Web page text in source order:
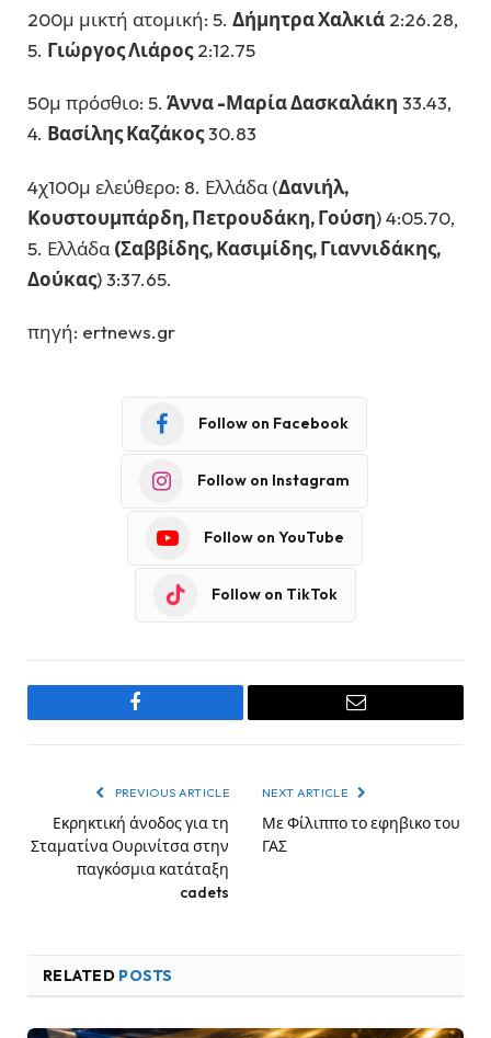
200μ μικτή ατομική: 5. Δήμητρα Χαλκιά 2:26.28,
5. Γιώργος Λιάρος2:12.75
50μ πρόσθιο: 5. Άννα -Μαρία Δασκαλάκη 33.43,
4. Βασίλης Καζάκος30.83
4χ100μ ελεύθερο: 8. Ελλάδα (Δανιήλ,
Κουστουμπάρδη, Πετρουδάκη, Γούση) 4:05.70,
5. Ελλάδα (Σαββίδης, Κασιμίδης, Γιαννιδάκης,
Δούκας) 3:37.65.
πηγή: ertnews.gr
Follow on Facebook
Follow on Instagram
Follow on YouTube
Follow on TikTok
Facebook Email
PREVIOUS ARTICLE
Εκρηκτική άνοδος για τη
Σταματίνα Ουρινίτσα στην
παγκόσμια κατάταξη
cadets
NEXT ARTICLE
Με Φίλιππο το εφηβικο του
ΓΑΣ
RELATED POSTS